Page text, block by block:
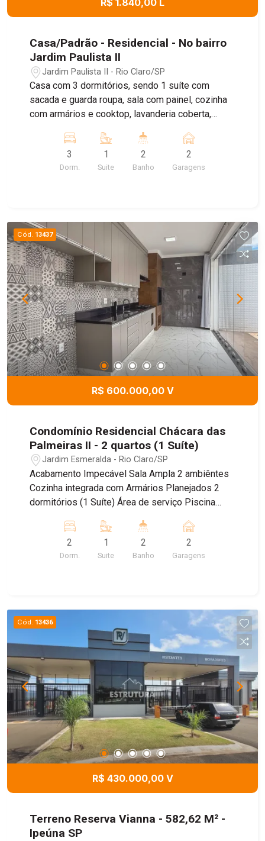
R$ 1.840,00 L
Casa/Padrão - Residencial - No bairro
Jardim Paulista II
Jardim Paulista II - Rio Claro/SP
Casa com 3 dormitórios, sendo 1 suíte com
sacada e guarda roupa, sala com painel, cozinha
com armários e cooktop, lavanderia coberta,
3
Dorm.
1
Suite
2
Banho
2
Garagens
Cód. 13437
R$ 600.000,00 V
Condomínio Residencial Chácara das
Palmeiras II - 2 quartos (1 Suíte)
Jardim Esmeralda - Rio Claro/SP
Acabamento Impecável Sala Ampla 2 ambiêntes
Cozinha integrada com Armários Planejados 2
dormitórios (1 Suíte) Área de serviço Piscina
2
Dorm.
1
Suite
2
Banho
2
Garagens
Cód. 13436
R$ 430.000,00 V
Terreno Reserva Vianna - 582,62 M² -
Ipeúna SP